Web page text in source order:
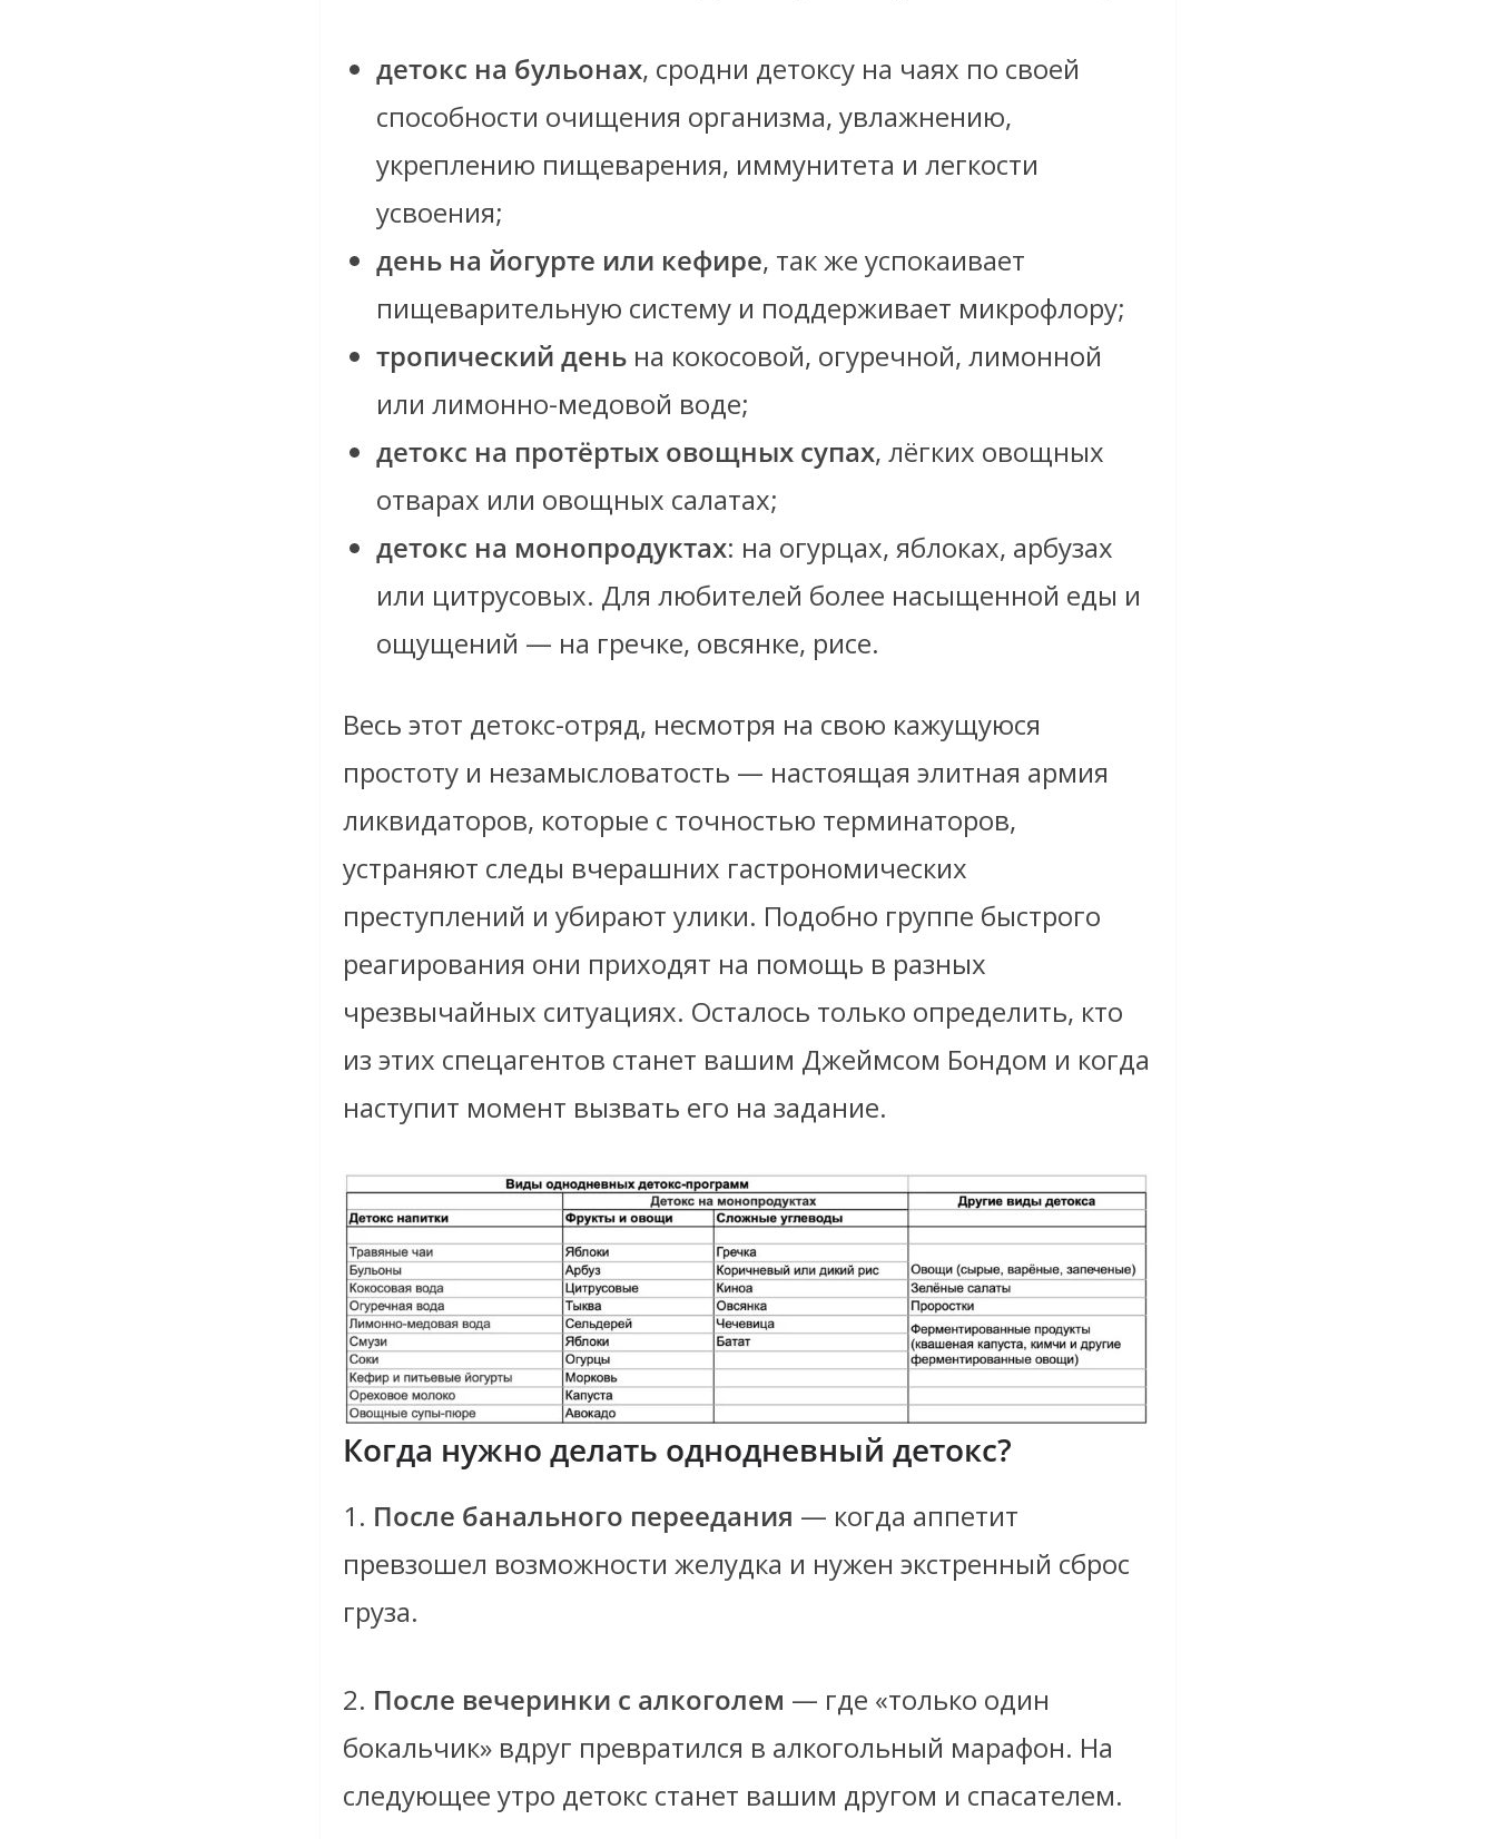
детокс на бульонах, сродни детоксу на чаях по своей
способности очищения организма, увлажнению,
укреплению пищеварения, иммунитета и легкости
усвоения;
день на йогурте или кефире, так же успокаивает
пищеварительную систему и поддерживает микрофлору;
тропический день на кокосовой, огуречной, лимонной
или лимонно-медовой воде;
детокс на протёртых овощных супах, лёгких овощных
отварах или овощных салатах;
детокс на монопродуктах: на огурцах, яблоках, арбузах
или цитрусовых. Для любителей более насыщенной еды и
ощущений — на гречке, овсянке, рисе.
Весь этот детокс-отряд, несмотря на свою кажущуюся
простоту и незамысловатость — настоящая элитная армия
ликвидаторов, которые с точностью терминаторов,
устраняют следы вчерашних гастрономических
преступлений и убирают улики. Подобно группе быстрого
реагирования они приходят на помощь в разных
чрезвычайных ситуациях. Осталось только определить, кто
из этих спецагентов станет вашим Джеймсом Бондом и когда
наступит момент вызвать его на задание.
Когда нужно делать однодневный детокс?
1. После банального переедания — когда аппетит
превзошел возможности желудка и нужен экстренный сброс
груза.
2. После вечеринки с алкоголем — где «только один
бокальчик» вдруг превратился в алкогольный марафон. На
следующее утро детокс станет вашим другом и спасателем.